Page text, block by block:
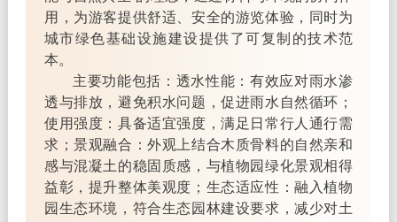
用，为游客提供舒适、安全的游览体验，同时为
城市绿色基础设施建设提供了可复制的技术范
本。
主要功能包括：透水性能：有效应对雨水渗
透与排放，避免积水问题，促进雨水自然循环；
使用强度：具备适宜强度，满足日常行人通行需
求；景观融合：外观上结合木质骨料的自然亲和
感与混凝土的稳固质感，与植物园绿化景观相得
益彰，提升整体美观度；生态适应性：融入植物
园生态环境，符合生态园林建设要求，减少对土